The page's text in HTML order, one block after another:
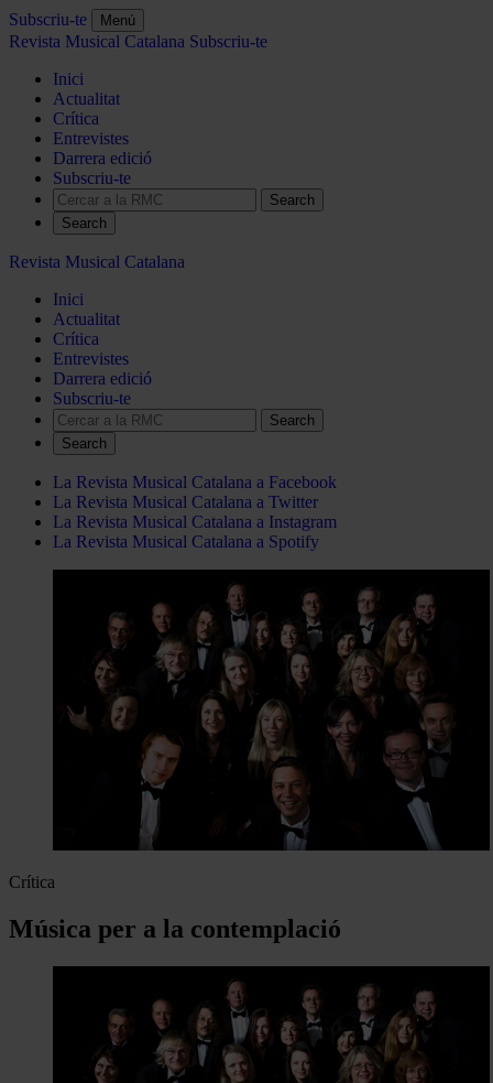
Subscriu-te Menú
Revista Musical Catalana Subscriu-te
Inici
Actualitat
Crítica
Entrevistes
Darrera edició
Subscriu-te
Search
Revista Musical Catalana
Inici
Actualitat
Crítica
Entrevistes
Darrera edició
Subscriu-te
Search
La Revista Musical Catalana a Facebook
La Revista Musical Catalana a Twitter
La Revista Musical Catalana a Instagram
La Revista Musical Catalana a Spotify
Crítica
Música per a la contemplació